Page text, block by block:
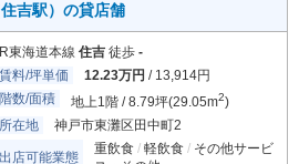
吉駅）の貸店舗
東海道本線 住吉 徒歩 -
賃料/坪単価
12.23万円 / 13,914円
階数/面積
地上1階 / 8.79坪(29.05m2)
所在地
神戸市東灘区田中町2
出店可能業態
重飲食 軽飲食
その他サービ